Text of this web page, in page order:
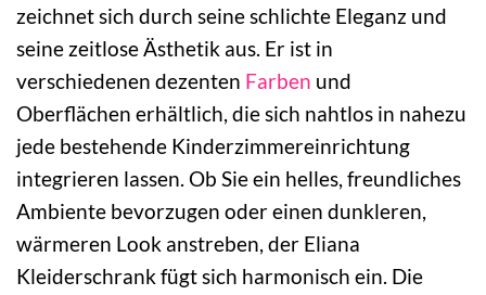
zeichnet sich durch seine schlichte Eleganz und
seine zeitlose Ästhetik aus. Er ist in
verschiedenen dezenten Farben und
Oberflächen erhältlich, die sich nahtlos in nahezu
jede bestehende Kinderzimmereinrichtung
integrieren lassen. Ob Sie ein helles, freundliches
Ambiente bevorzugen oder einen dunkleren,
wärmeren Look anstreben, der Eliana
Kleiderschrank fügt sich harmonisch ein. Die